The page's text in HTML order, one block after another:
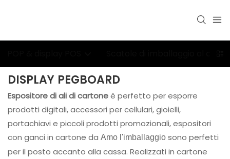
DISPLAY PEGBOARD
Espositore di ali di cartoneè perfetto per esporre
prodotti digitali, accessori per cellulari, gioielli,
portachiavi e piccoli prodotti promozionali, espositori
con ganci in cartone da Amo l'imballaggio sono perfetti
per il posto accanto alla cassa. Realizzati in cartone